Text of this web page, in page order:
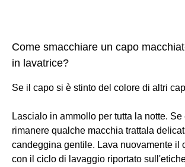
Come smacchiare un capo
in lavatrice?
Se il capo si è stinto del colore di altri
Lascialo in ammollo per tutta la notte. Se
rimanere qualche macchia trattala
candeggina gentile. Lava nuovamente il
con il ciclo di lavaggio riportato